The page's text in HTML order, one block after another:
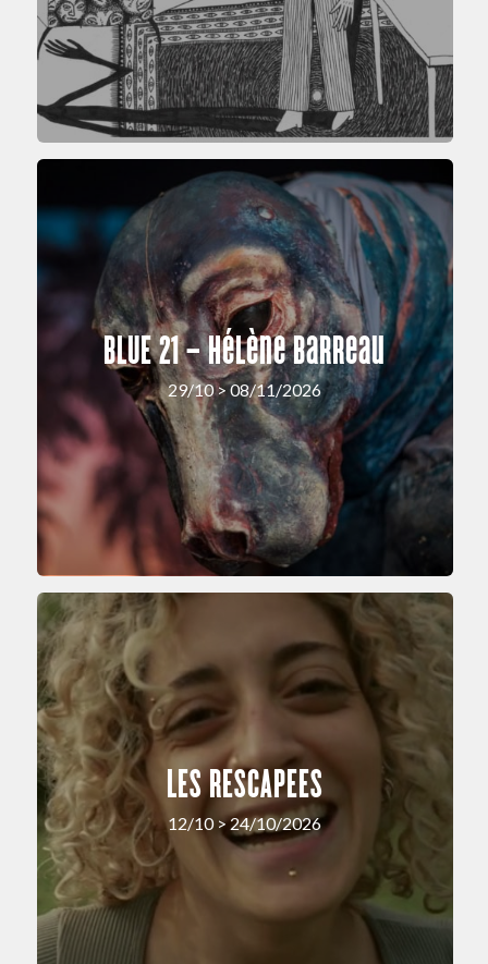
BLUE 21 – Hélène Barreau
29/10 > 08/11/2026
LES RESCAPEES
12/10 > 24/10/2026